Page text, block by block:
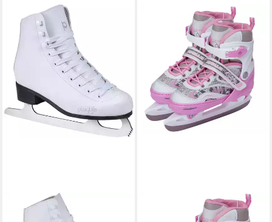
POWERSLIDE
Schlittschuhe Classic White